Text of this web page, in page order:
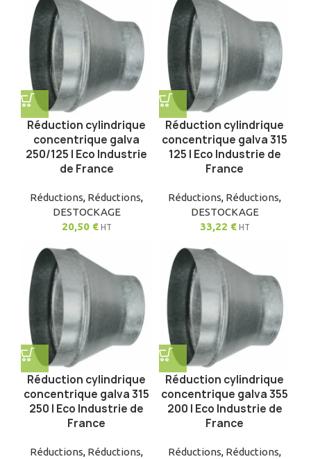
Réduction cylindrique
concentrique galva
250/125 | Eco Industrie
de France
Réductions, Réductions,
DESTOCKAGE
20,50 € HT
Réduction cylindrique
concentrique galva 315
125 | Eco Industrie de
France
Réductions, Réductions,
DESTOCKAGE
33,22 € HT
Réduction cylindrique
concentrique galva 315
250 | Eco Industrie de
France
Réductions, Réductions,
Réduction cylindrique
concentrique galva 355
200 | Eco Industrie de
France
Réductions, Réductions,